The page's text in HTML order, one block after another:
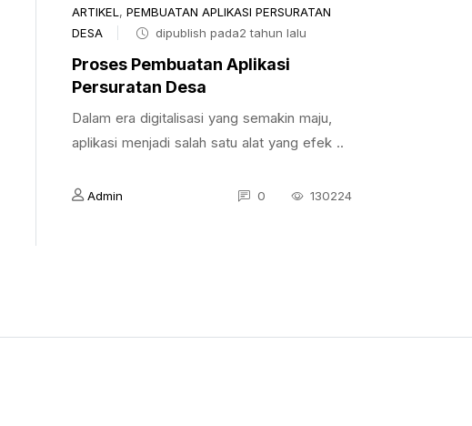
ARTIKEL , PEMBUATAN APLIKASI PERSURATAN
DESA
dipublish pada2 tahun lalu
Proses Pembuatan Aplikasi
Persuratan Desa
Dalam era digitalisasi yang semakin maju,
aplikasi menjadi salah satu alat yang efek ..
Admin 0 130224